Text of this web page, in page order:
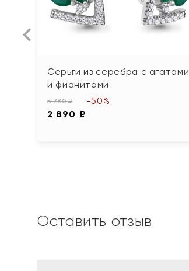
Серьги из серебра с агатами
и фианитами
5 780 ₽
2 890 ₽
-50%
Оставить отзыв